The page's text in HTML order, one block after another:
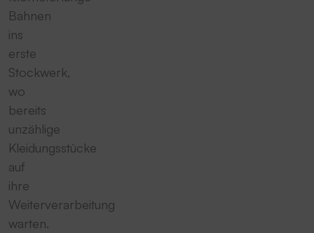
Bahnen
ins
erste
Stockwerk,
wo
bereits
unzählige
Kleidungsstücke
auf
ihre
Weiterverarbeitung
warten.